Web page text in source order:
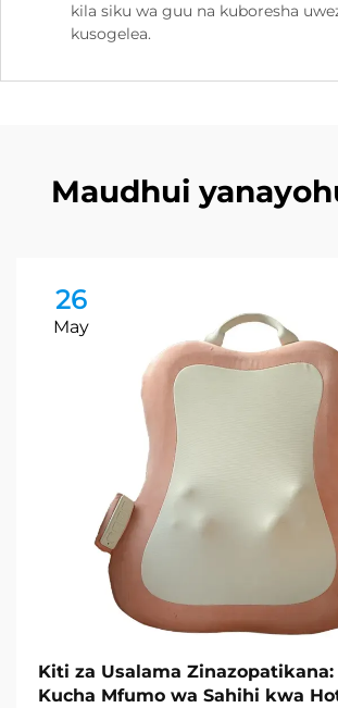
kila siku wa guu na kuboresha
kusogelea.
Maudhui
26
May
Kiti za Usalama
Kucha Mfumo wa Sahihi kwa